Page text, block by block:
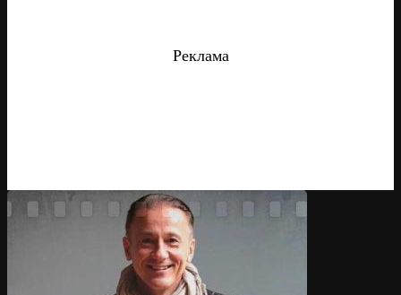
Реклама